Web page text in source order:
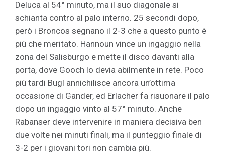
Deluca al 54° minuto, ma il suo diagonale si
schianta contro al palo interno. 25 secondi dopo,
però i Broncos segnano il 2-3 che a questo punto è
più che meritato. Hannoun vince un ingaggio nella
zona del Salisburgo e mette il disco davanti alla
porta, dove Gooch lo devia abilmente in rete. Poco
più tardi Bugl annichilisce ancora un’ottima
occasione di Gander, ed Erlacher fa risuonare il palo
dopo un ingaggio vinto al 57° minuto. Anche
Rabanser deve intervenire in maniera decisiva ben
due volte nei minuti finali, ma il punteggio finale di
3-2 per i giovani tori non cambia più.